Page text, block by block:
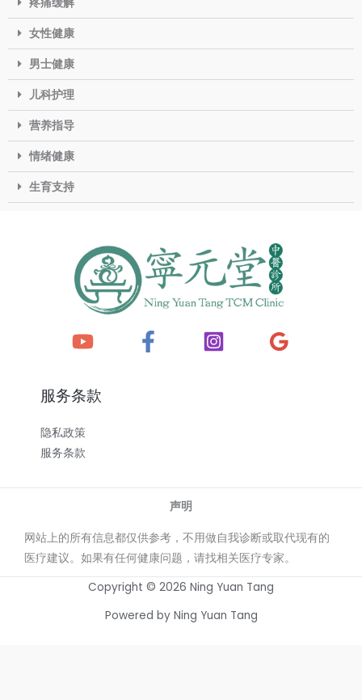
女性健康
男士健康
儿科护理
营养指导
情绪健康
生育支持
服务条款
隐私政策
服务条款
声明
网站上的所有信息都仅供参考，不用做自我诊断或取代现有的
医疗建议。如果有任何健康问题，请找相关医疗专家。
Copyright © 2026 Ning Yuan Tang
Powered by Ning Yuan Tang